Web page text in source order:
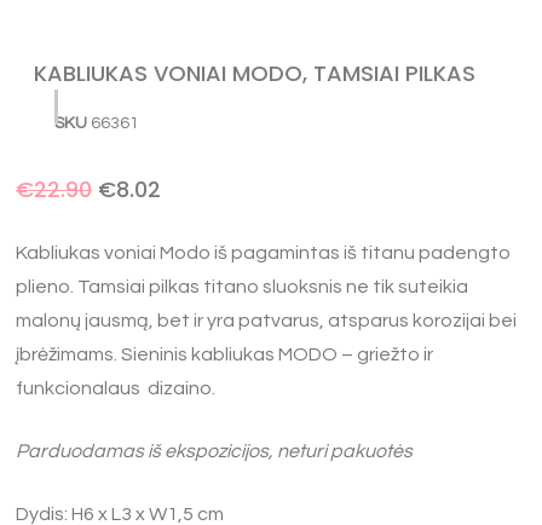
KABLIUKAS VONIAI MODO, TAMSIAI PILKAS
SKU 66361
€22.90 €8.02
Kabliukas voniai Modo iš pagamintas iš titanu padengto
plieno. Tamsiai pilkas titano sluoksnis ne tik suteikia
malonų jausmą, bet ir yra patvarus, atsparus korozijai bei
įbrėžimams. Sieninis kabliukas MODO – griežto ir
funkcionalaus dizaino.
Parduodamas iš ekspozicijos, neturi pakuotės
Dydis: H6 x L3 x W1,5 cm